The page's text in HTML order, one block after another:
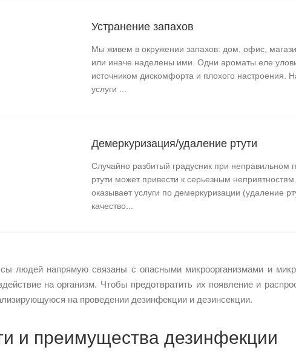
Устранение запахов
Мы живем в окружении запахов: дом, офис,
или иначе наделены ими. Одни ароматы еле
источником дискомфорта и плохого настроения.
услуги ...
Демеркуризация/удаление ртути
Случайно разбитый градусник при неправильном
ртути может привести к серьезным
оказывает услуги по демеркуризации (удаление
качество...
людей напрямую связаны с опасными микроорганизмами и
на организм. Чтобы предотвратить их появление и
на проведении дезинфекции и дезинсекции.
и преимущества дезинфекции